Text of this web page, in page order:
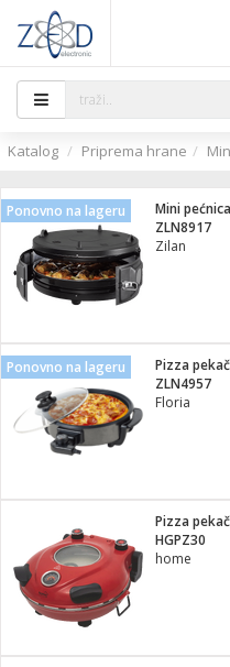
...
aparati
pribor
i pribor
/ G4
svjetla
grla
i oprema
- Analogija
- IP
IP
Katalog Priprema hrane
Ponovno na lageru
Mini
ZLN8917
Zilan
Ponovno na lageru
Pizza
ZLN4957
Floria
Pizza
HGPZ30
home